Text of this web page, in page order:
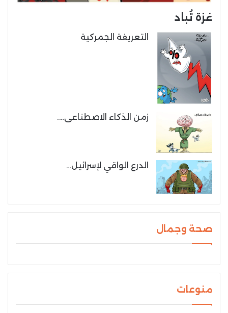
غزة تُباد
التعريفة الجمركية
زمن الذكاء الاصطناعى….
الدرع الواقي لإسرائيل…
صحة وجمال
منوعات